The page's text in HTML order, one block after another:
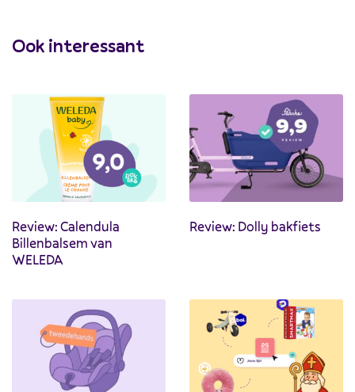
Ook interessant
Review: Calendula
Billenbalsem van
WELEDA
Review: Dolly bakfiets